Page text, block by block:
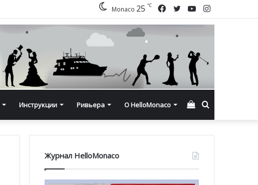
Instagram
YouTube
Twitter
Facebook
Monaco 25 ℃
Инструкции Ривьера О HelloMonaco Смотреть
корзину
Журнал HelloMonaco